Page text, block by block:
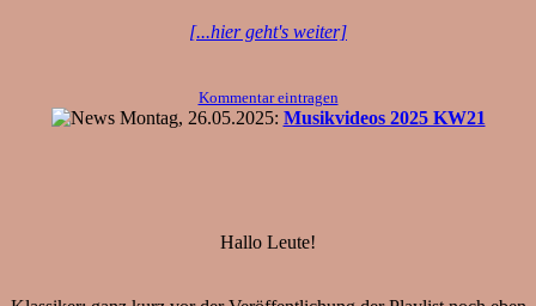
[...hier geht's weiter]
Kommentar eintragen
Montag, 26.05.2025: Musikvideos 2025 KW21
Hallo Leute!